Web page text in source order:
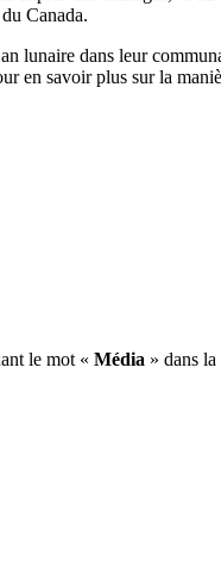
du Canada.
an lunaire dans leur
en savoir plus surla
le mot « Média » dans